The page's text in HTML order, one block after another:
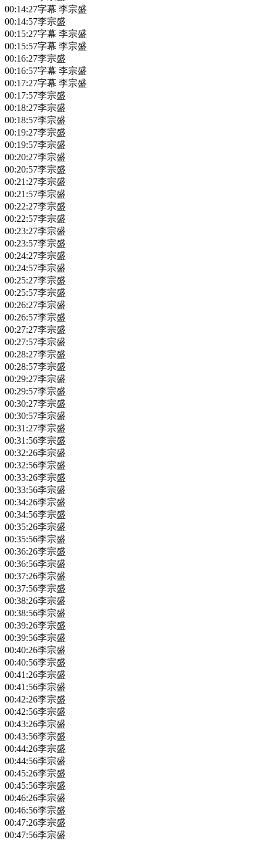
00:14:27字幕 李宗盛
00:14:57李宗盛
00:15:27字幕 李宗盛
00:15:57字幕 李宗盛
00:16:27李宗盛
00:16:57字幕 李宗盛
00:17:27字幕 李宗盛
00:17:57李宗盛
00:18:27李宗盛
00:18:57李宗盛
00:19:27李宗盛
00:19:57李宗盛
00:20:27李宗盛
00:20:57李宗盛
00:21:27李宗盛
00:21:57李宗盛
00:22:27李宗盛
00:22:57李宗盛
00:23:27李宗盛
00:23:57李宗盛
00:24:27李宗盛
00:24:57李宗盛
00:25:27李宗盛
00:25:57李宗盛
00:26:27李宗盛
00:26:57李宗盛
00:27:27李宗盛
00:27:57李宗盛
00:28:27李宗盛
00:28:57李宗盛
00:29:27李宗盛
00:29:57李宗盛
00:30:27李宗盛
00:30:57李宗盛
00:31:27李宗盛
00:31:56李宗盛
00:32:26李宗盛
00:32:56李宗盛
00:33:26李宗盛
00:33:56李宗盛
00:34:26李宗盛
00:34:56李宗盛
00:35:26李宗盛
00:35:56李宗盛
00:36:26李宗盛
00:36:56李宗盛
00:37:26李宗盛
00:37:56李宗盛
00:38:26李宗盛
00:38:56李宗盛
00:39:26李宗盛
00:39:56李宗盛
00:40:26李宗盛
00:40:56李宗盛
00:41:26李宗盛
00:41:56李宗盛
00:42:26李宗盛
00:42:56李宗盛
00:43:26李宗盛
00:43:56李宗盛
00:44:26李宗盛
00:44:56李宗盛
00:45:26李宗盛
00:45:56李宗盛
00:46:26李宗盛
00:46:56李宗盛
00:47:26李宗盛
00:47:56李宗盛